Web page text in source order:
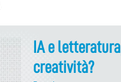
IA e
creatività?